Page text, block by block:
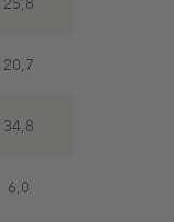
20,7
34,8
6,0